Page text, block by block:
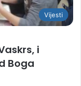
Vijesti
i
Boga